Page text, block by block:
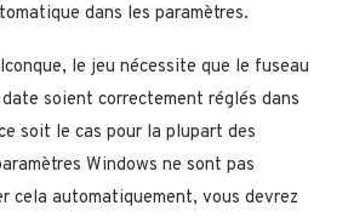
dans les paramètres.
le jeu nécessite que le fuseau
soient correctement réglés dans
soit le cas pour la plupart des
Windows ne sont pas
cela automatiquement, vous devrez